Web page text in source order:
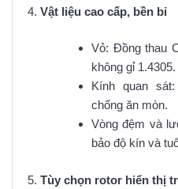
Vật liệu cao cấp, bền bỉ
Vỏ: Đồng thau
không gỉ 1.4305.
Kính quan
chống ăn mòn.
Vòng đệm và
bảo độ kín và
Tùy chọn rotor hiển thị